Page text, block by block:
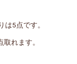
5点です。
れます。